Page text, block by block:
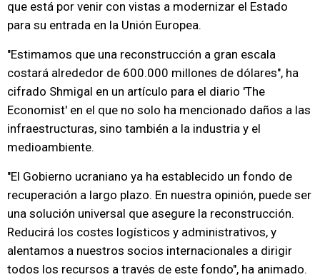
que está por venir con vistas a modernizar el Estado
para su entrada en la Unión Europea.
"Estimamos que una reconstrucción a gran escala
costará alrededor de 600.000 millones de dólares", ha
cifrado Shmigal en un artículo para el diario 'The
Economist' en el que no solo ha mencionado daños a las
infraestructuras, sino también a la industria y el
medioambiente.
"El Gobierno ucraniano ya ha establecido un fondo de
recuperación a largo plazo. En nuestra opinión, puede ser
una solución universal que asegure la reconstrucción.
Reducirá los costes logísticos y administrativos, y
alentamos a nuestros socios internacionales a dirigir
todos los recursos a través de este fondo", ha animado.